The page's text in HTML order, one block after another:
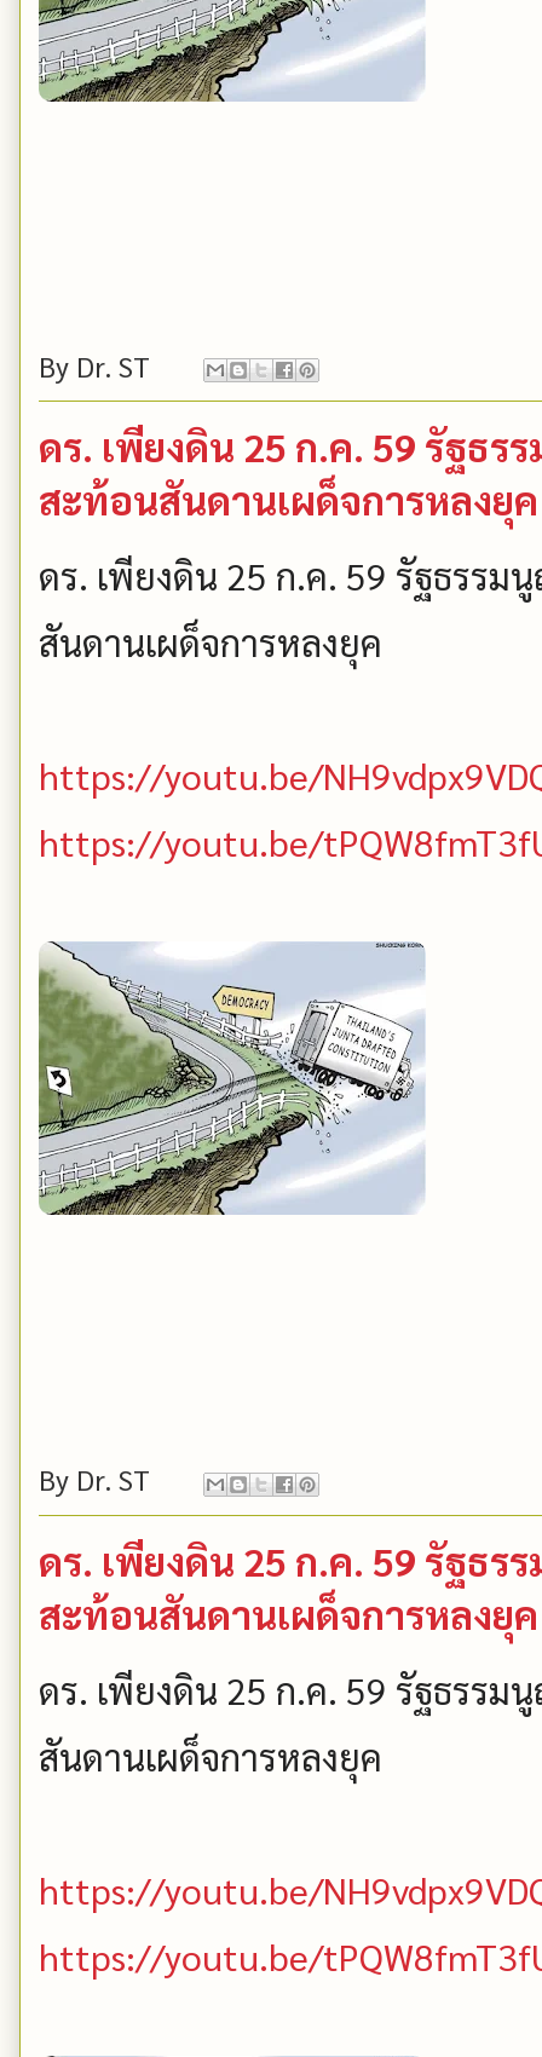
By Dr. ST
ดร. เพียงดิน 25 ก.ค. 59 รัฐธ
สะท้อนสันดานเผด็จการหลงยุค
ดร. เพียงดิน 25 ก.ค. 59 รัฐธรร
สันดานเผด็จการหลงยุค
https://youtu.be/
https://youtu.be/
By Dr. ST
ดร. เพียงดิน 25 ก.ค. 59 รัฐธ
สะท้อนสันดานเผด็จการหลงยุค
ดร. เพียงดิน 25 ก.ค. 59 รัฐธรร
สันดานเผด็จการหลงยุค
https://youtu.be/
https://youtu.be/